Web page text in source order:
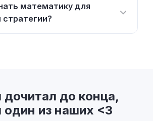
математику для
стратегии?
дочитал до конца,
один из наших <3